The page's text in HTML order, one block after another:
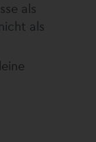
als
als